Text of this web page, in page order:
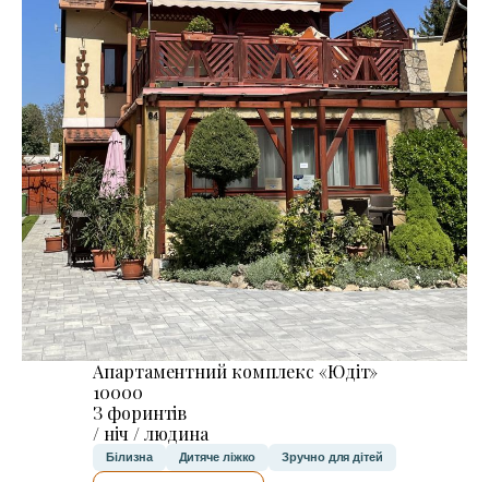
Апартаментний комплекс «Юдіт»
10000
З форинтів
/ ніч / людина
Білизна Дитяче ліжко Зручно для дітей